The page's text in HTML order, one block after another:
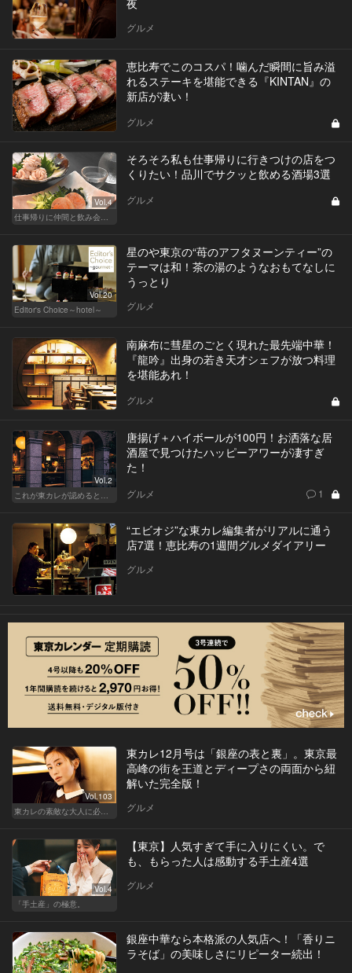
夜
グルメ
恵比寿でこのコスパ！噛んだ瞬間に旨み溢
れるステーキを堪能できる『KINTAN』の
新店が凄い！
グルメ
Vol.4
仕事帰りに仲間と飲み会！丸の内・品川・新宿の人気店
そろそろ私も仕事帰りに行きつけの店をつ
くりたい！品川でサクッと飲める酒場3選
グルメ
Vol.20
Editor's Choice～hotel～
星のや東京の“苺のアフタヌーンティー”の
テーマは和！茶の湯のようなおもてなしに
うっとり
グルメ
南麻布に彗星のごとく現れた最先端中華！
『龍吟』出身の若き天才シェフが放つ料理
を堪能あれ！
グルメ
Vol.2
これが東カレが認めるとっておきの和食店
唐揚げ＋ハイボールが100円！お洒落な居
酒屋で見つけたハッピーアワーが凄すぎ
た！
グルメ 1
“エビオジ”な東カレ編集者がリアルに通う
店7選！恵比寿の1週間グルメダイアリー
グルメ
Vol.103
東カレの素敵な大人に必要なこと
東カレ12月号は「銀座の表と裏」。東京最
高峰の街を王道とディープさの両面から紐
解いた完全版！
グルメ
Vol.4
「手土産」の極意。
【東京】人気すぎて手に入りにくい。で
も、もらった人は感動する手土産4選
グルメ
銀座中華なら本格派の人気店へ！「香りニ
ラそば」の美味しさにリピーター続出！